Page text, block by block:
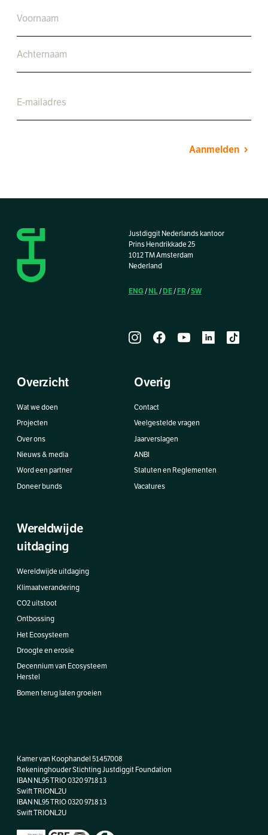
Aanmelden
Justdiggit Nederlands kantoor
Prins Hendrikkade 25
1012 TM Amsterdam
Nederland
ENG / NL/ DE/ FR/SW
Overzicht
Wat we doen
Projecten
Over ons
Nieuws & media
Word een partner
Doneer bunds
Overig
Contact
Veelgestelde vragen
Jaarverslagen
ANBI
Statuten en Reglementen
Vacatures
Wereldwijde
uitdaging
Wereldwijde uitdaging
Klimaatverandering
CO2 uitstoot
Ontbossing
Het Ecosysteem
Droogte en erosie
Decennium van Ecosysteem
Herstel
Bomen terug laten groeien
Kamer van Koophandel 51457008
Rekeninghouder Stichting Justdiggit Foundation
IBAN NL95 TRIO 0320 9718 13
Swift TRIONL2U
IBAN NL95 TRIO 0320 9718 13
Swift TRIONL2U